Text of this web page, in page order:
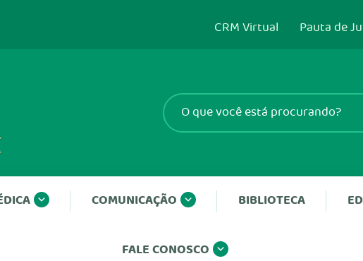
CRM Virtual Pauta de
COMUNICAÇÃO BIBLIOTECA
FALE CONOSCO